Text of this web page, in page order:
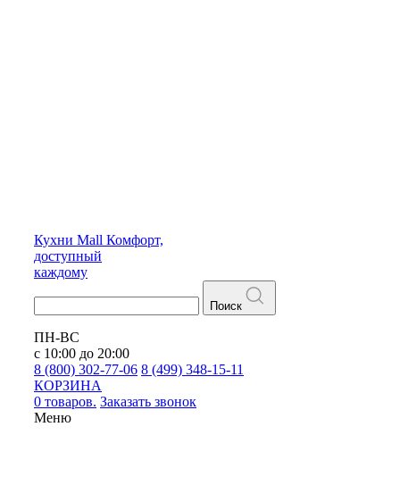
Кухни Mall Комфорт,
доступный
каждому
Поиск
ПН-ВС
с 10:00 до 20:00
8 (800) 302-77-06 8 (499) 348-15-11
КОРЗИНА
0 товаров. Заказать звонок
Меню